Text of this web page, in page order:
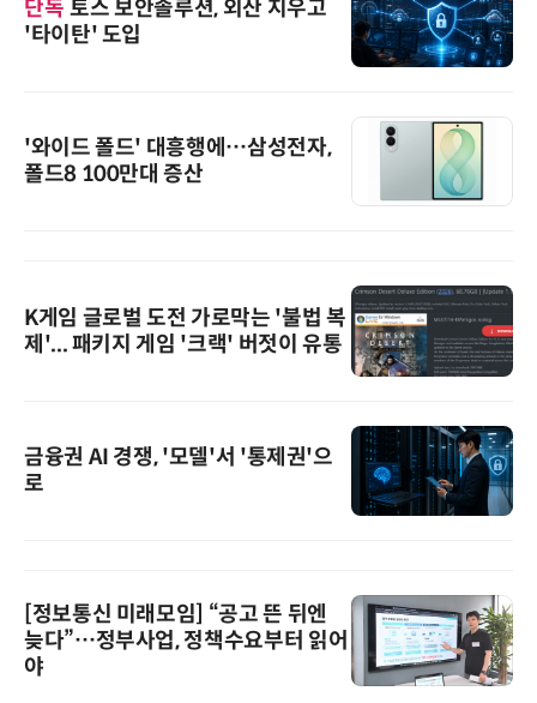
단독 토스 보안솔루션, 외산 지우고
'타이탄' 도입
'와이드 폴드' 대흥행에…삼성전자,
폴드8 100만대 증산
K게임 글로벌 도전 가로막는 '불법 복
제'... 패키지 게임 '크랙' 버젓이 유통
금융권 AI 경쟁, '모델'서 '통제권'으
로
[정보통신 미래모임] “공고 뜬 뒤엔
늦다”…정부사업, 정책수요부터 읽어
야